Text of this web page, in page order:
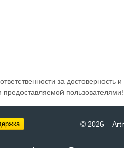
за достоверность и
пользователями!
© 2026 –